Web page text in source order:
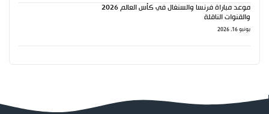
موعد مباراة فرنسا والسنغال في كأس العالم 2026
والقنوات الناقلة
يونيو 16, 2026